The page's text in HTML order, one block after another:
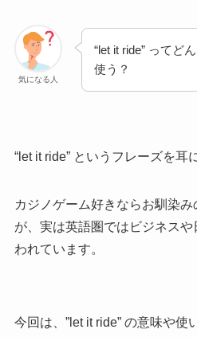
気になる人
“let it ride” ってど
使う？
“let it ride” というフレーズを耳
カジノゲーム好きならお馴染
が、実は英語圏ではビジネス
われています。
今回は、”let it ride” の意味や使